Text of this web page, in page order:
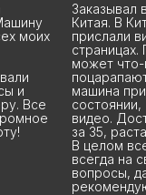
Заказывал в этой
Китая. В Китае
прислали видео и
страницах.
может что-нибудь
поцарапают или
машина пришла
состоянии, что и
видео. Доставили
за 35,
В целом все
всегда на связи,
вопросы, даже на
рекомендую.